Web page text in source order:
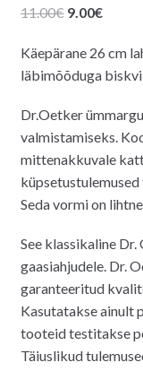
11.00€ Algne
oli:
11.00€.
9.00€
on:
9.00€.
Käepärane 26 cm
läbimõõduga
Dr.Oetker
valmistamiseks.
mittenakkuvale
küpsetustulemused
Seda vormi on
See klassikaline
gaasiahjudele. Dr.
garanteeritud
Kasutatakse ainult
tooteid testitakse
Täiuslikud